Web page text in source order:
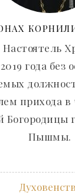
Настоятель
года без
прихода в
Богородицы
Пышмы.